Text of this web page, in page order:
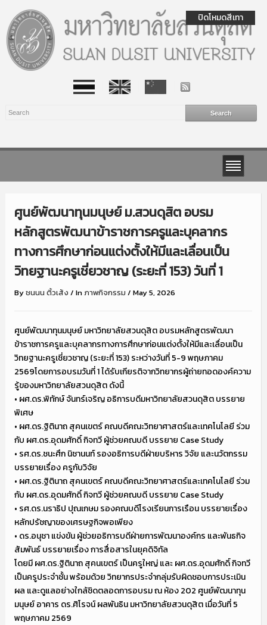
ศูนย์พัฒนาทุนมนุษย์ ม.สวนดุสิต อบรม
หลักสูตรพัฒนาข้าราชการครูและบุคลากร
ทางการศึกษาก่อนแต่งตั้งให้มีและเลื่อนเป็น
วิทยฐานะครูเชี่ยวชาญ (ระยะที่ 153) วันที่ 1
Byชนนน ติ้วเส้ง / Inภาพกิจกรรม / May 5, 2026
ศูนย์พัฒนาทุนมนุษย์ มหาวิทยาลัยสวนดุสิต อบรมหลักสูตรพัฒนา
ข้าราชการครูและบุคลากรทางการศึกษาก่อนแต่งตั้งให้มีและเลื่อนเป็น
วิทยฐานะครูเชี่ยวชาญ (ระยะที่ 153) ระหว่างวันที่ 5-9 พฤษภาคม
2569โดยการอบรมวันที่ 1 ได้รับเกียรติจากวิทยากรผู้ถ่ายทอดองค์ความ
รู้ของมหาวิทยาลัยสวนดุสิต ดังนี้
• ผศ.ดร.พิทักษ์ จันทร์เจริญ อธิการบดีมหาวิทยาลัยสวนดุสิต บรรยาย
พิเศษ
• ผศ.ดร.ฐิตินาถ สุคนเขตร์ คณบดีคณะวิทยาศาสตร์และเทคโนโลยี ร่วม
กับ ผศ.ดร.อุดมศักดิ์ กิจทวี ผู้ช่วยคณบดี บรรยาย Case Study
• รศ.ดร.ชนะศึก นิชานนท์ รองอธิการบดีฝ่ายบริหาร วิจัย และนวัตกรรม
บรรยายเรื่อง ครูกับวิจัย
• ผศ.ดร.ฐิตินาถ สุคนเขตร์ คณบดีคณะวิทยาศาสตร์และเทคโนโลยี ร่วม
กับ ผศ.ดร.อุดมศักดิ์ กิจทวี ผู้ช่วยคณบดี บรรยาย Case Study
• รศ.ดร.นราธิป ปุณเกษม รองคณบดีโรงเรียนการเรือน บรรยายเรื่อง
หลักปรัชญาของเศรษฐกิจพอเพียง
• ดร.อนุชา แข่งขัน ผู้ช่วยอธิการบดีฝ่ายการพัฒนาองค์กร และพันธกิจ
สัมพันธ์ บรรยายเรื่อง การสื่อสารในยุคดิจิทัล
โดยมี ผศ.ดร.ฐิตินาถ สุคนเขตร์ เป็นครูใหญ่ และ ผศ.ดร.อุดมศักดิ์ กิจทวี
เป็นครูประจำชั้น พร้อมด้วย วิทยากรประจำกลุ่มรับผิดชอบการประเมิน
ผล และดูแลอย่างใกล้ชิดตลอดการอบรม ณ ห้อง 202 ศูนย์พัฒนาทุน
มนุษย์ อาคาร ดร.ศิโรจน์ ผลพันธิน มหาวิทยาลัยสวนดุสิต เมื่อวันที่ 5
พฤษภาคม 2569
ปิดโหมดสีเทา